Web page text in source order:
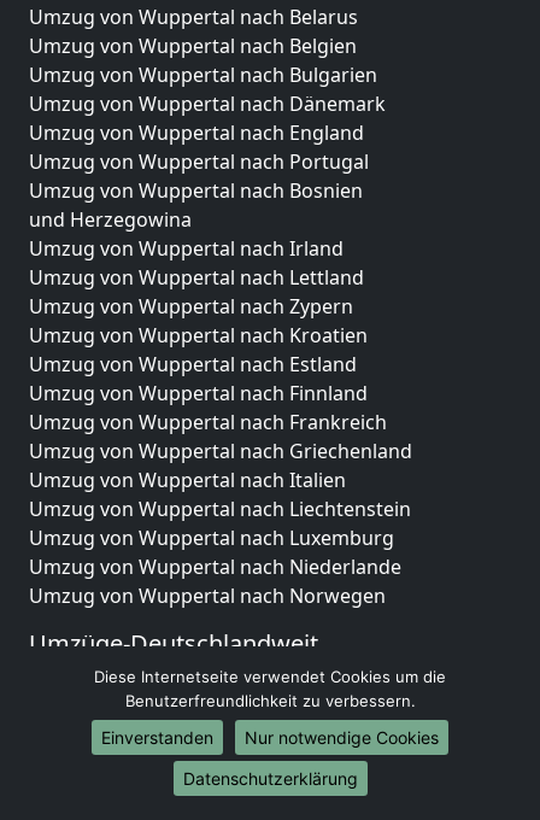
Umzug von Wuppertal nach Belarus
Umzug von Wuppertal nach Belgien
Umzug von Wuppertal nach Bulgarien
Umzug von Wuppertal nach Dänemark
Umzug von Wuppertal nach England
Umzug von Wuppertal nach Portugal
Umzug von Wuppertal nach Bosnien
und Herzegowina
Umzug von Wuppertal nach Irland
Umzug von Wuppertal nach Lettland
Umzug von Wuppertal nach Zypern
Umzug von Wuppertal nach Kroatien
Umzug von Wuppertal nach Estland
Umzug von Wuppertal nach Finnland
Umzug von Wuppertal nach Frankreich
Umzug von Wuppertal nach Griechenland
Umzug von Wuppertal nach Italien
Umzug von Wuppertal nach Liechtenstein
Umzug von Wuppertal nach Luxemburg
Umzug von Wuppertal nach Niederlande
Umzug von Wuppertal nach Norwegen
Umzüge-Deutschlandweit
Umzug von Wuppertal nach Berlin
Umzug von Wuppertal nach Hamburg
Umzug von Wuppertal nach München
Umzug von Wuppertal nach Köln
Umzug von Wuppertal nach Frankfurt am Main
Diese Internetseite verwendet Cookies um die
Benutzerfreundlichkeit zu verbessern.
Einverstanden
Nur notwendige Cookies
Datenschutzerklärung